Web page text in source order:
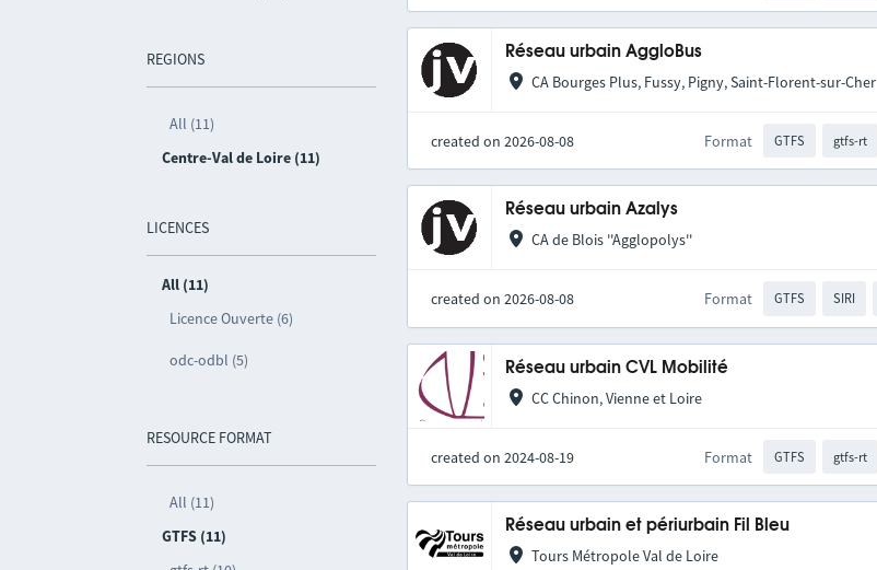
REGIONS
All (11)
Centre-Val de Loire (11)
LICENCES
All (11)
Licence Ouverte (6)
odc-odbl (5)
RESOURCE FORMAT
All (11)
GTFS (11)
Réseau urbain AggloBus
CA Bourges Plus, Fussy, Pigny, Saint-Florent-sur-Cher
created on 2026-08-08 Format GTFS gtfs-rt
Réseau urbain Azalys
CA de Blois ''Agglopolys''
created on 2026-08-08 Format GTFS SIRI
Réseau urbain CVL Mobilité
CC Chinon, Vienne et Loire
created on 2024-08-19 Format GTFS gtfs-rt
Réseau urbain et périurbain Fil Bleu
Tours Métropole Val de Loire